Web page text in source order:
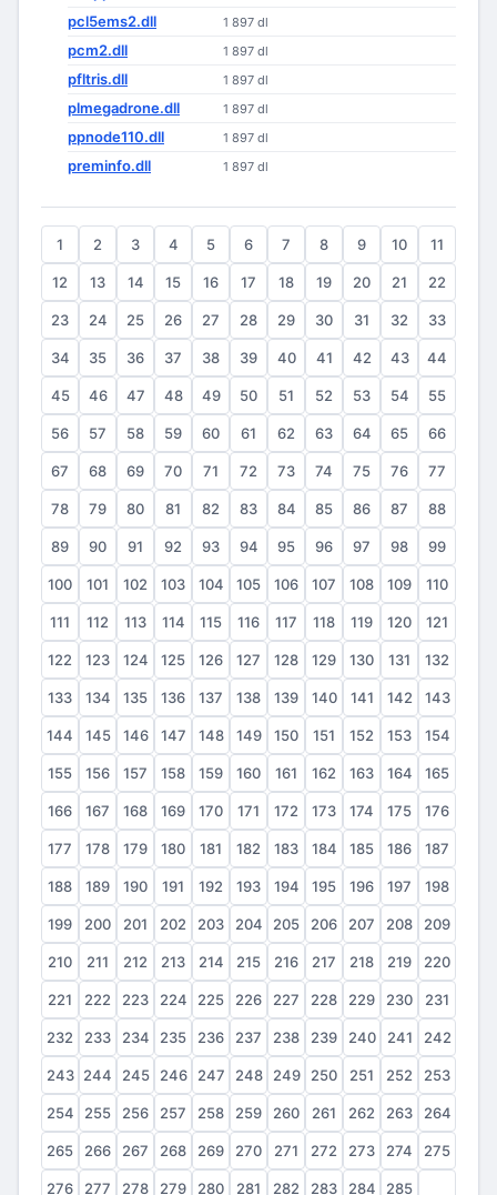
pcl5ems2.dll 1 897 dl
pcm2.dll 1 897 dl
pfltris.dll 1 897 dl
plmegadrone.dll 1 897 dl
ppnode110.dll 1 897 dl
preminfo.dll 1 897 dl
1 2 3 4 5 6 7 8 9 10 11
12 13 14 15 16 17 18 19 20 21 22
23 24 25 26 27 28 29 30 31 32 33
34 35 36 37 38 39 40 41 42 43 44
45 46 47 48 49 50 51 52 53 54 55
56 57 58 59 60 61 62 63 64 65 66
67 68 69 70 71 72 73 74 75 76 77
78 79 80 81 82 83 84 85 86 87 88
89 90 91 92 93 94 95 96 97 98 99
100 101 102 103 104 105 106 107 108 109 110
111 112 113 114 115 116 117 118 119 120 121
122 123 124 125 126 127 128 129 130 131 132
133 134 135 136 137 138 139 140 141 142 143
144 145 146 147 148 149 150 151 152 153 154
155 156 157 158 159 160 161 162 163 164 165
166 167 168 169 170 171 172 173 174 175 176
177 178 179 180 181 182 183 184 185 186 187
188 189 190 191 192 193 194 195 196 197 198
199 200 201 202 203 204 205 206 207 208 209
210 211 212 213 214 215 216 217 218 219 220
221 222 223 224 225 226 227 228 229 230 231
232 233 234 235 236 237 238 239 240 241 242
243 244 245 246 247 248 249 250 251 252 253
254 255 256 257 258 259 260 261 262 263 264
265 266 267 268 269 270 271 272 273 274 275
276 277 278 279 280 281 282 283 284 285